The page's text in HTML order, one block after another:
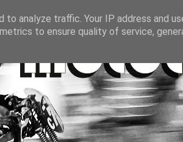
analyze traffic. Your IP address and
to ensure quality of service,